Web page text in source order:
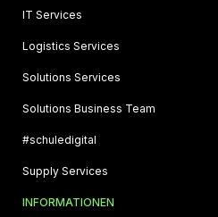
IT Services
Logistics Services
Solutions Services
Solutions Business Team
#schuledigital
Supply Services
INFORMATIONEN